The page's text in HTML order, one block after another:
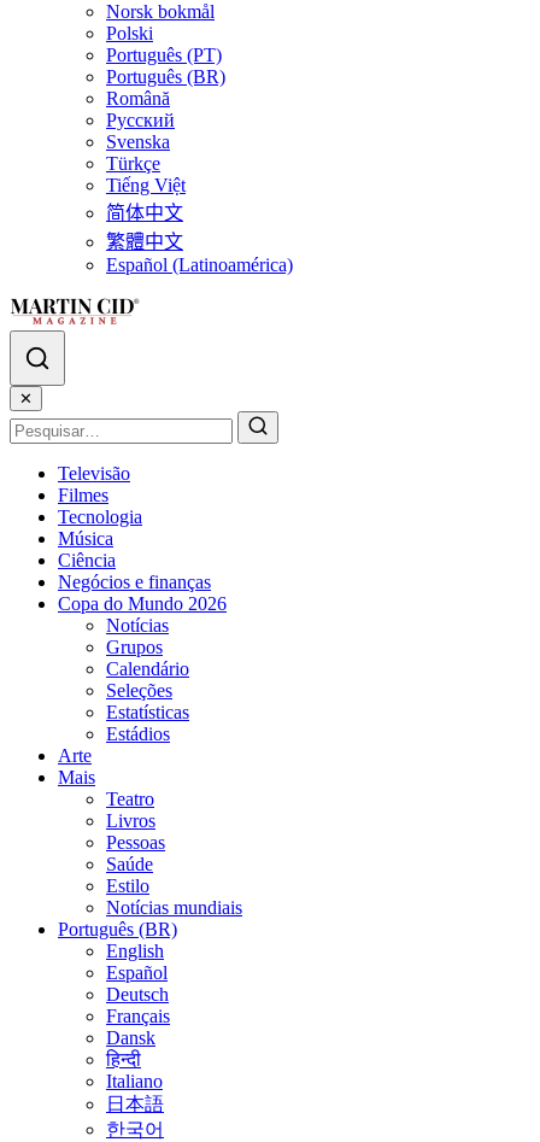
Norsk bokmål
Polski
Português (PT)
Português (BR)
Română
Русский
Svenska
Türkçe
Tiếng Việt
简体中文
繁體中文
Español (Latinoamérica)
✕
Televisão
Filmes
Tecnologia
Música
Ciência
Negócios e finanças
Copa do Mundo 2026
Notícias
Grupos
Calendário
Seleções
Estatísticas
Estádios
Arte
Mais
Teatro
Livros
Pessoas
Saúde
Estilo
Notícias mundiais
Português (BR)
English
Español
Deutsch
Français
Dansk
हिन्दी
Italiano
日本語
한국어